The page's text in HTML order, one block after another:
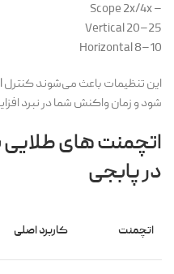
– Scope 2x/4x
Vertical 20–25
Horizontal 8–10
شود و زمان واکنش شما در نبرد
اتچمنت های
در پابجی
اتچمنت کاربرد اصلی